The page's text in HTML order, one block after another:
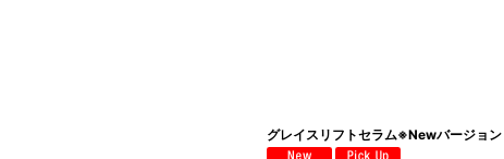
グレイスリフトセラム※Newバージョン